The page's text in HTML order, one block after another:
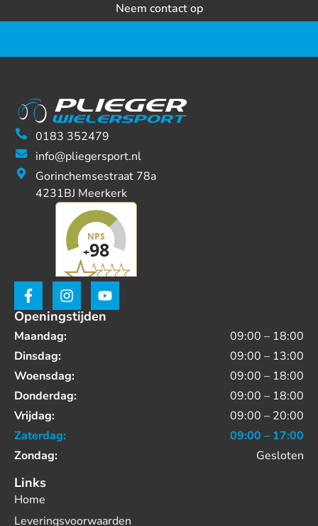
Neem contact op
0183 352479
info@pliegersport.nl
Gorinchemsestraat 78a
4231BJ Meerkerk
Openingstijden
Maandag:
09:00 – 18:00
Dinsdag:
09:00 – 13:00
Woensdag:
09:00 – 18:00
Donderdag:
09:00 – 18:00
Vrijdag:
09:00 – 20:00
Zaterdag:
09:00 – 17:00
Zondag:
Gesloten
Links
Home
Leveringsvoorwaarden